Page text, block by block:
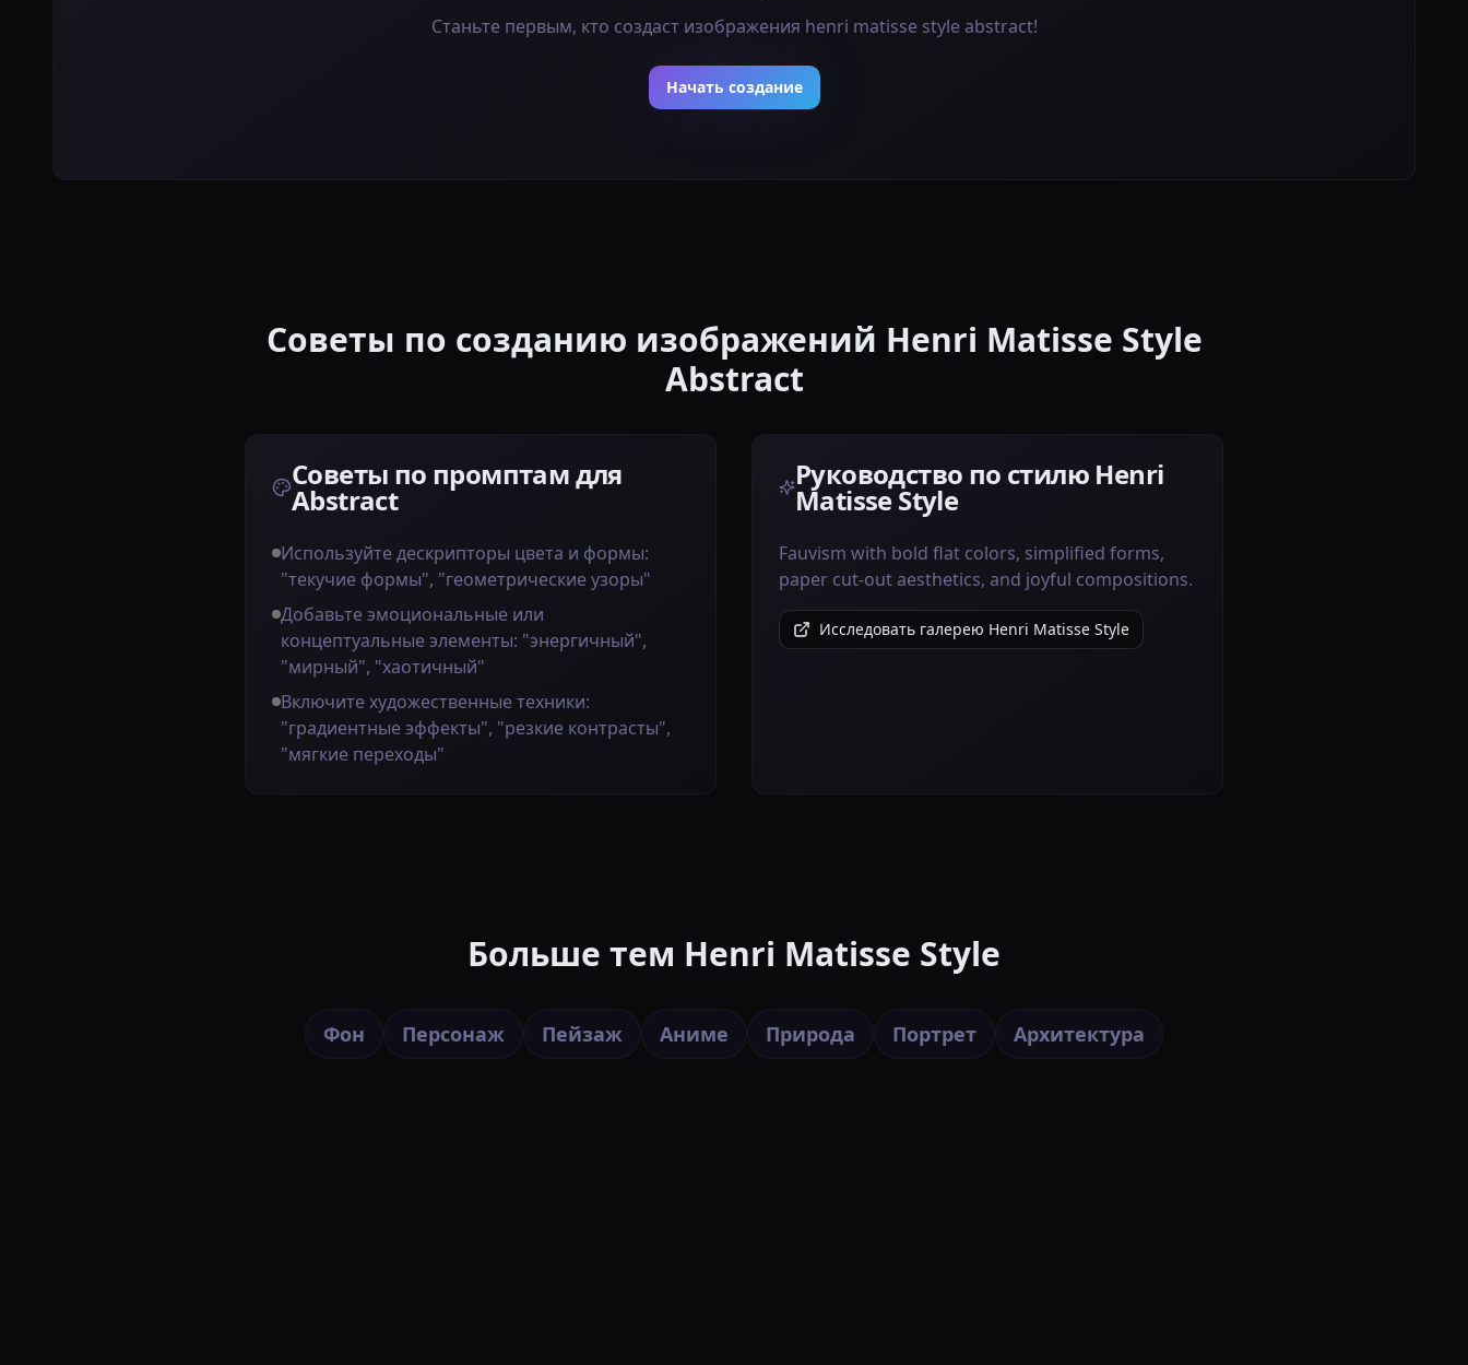
Станьте первым, кто создаст изображения henri matisse style abstract!
Начать создание
Советы по созданию изображений Henri Matisse Style
Abstract
Советы по промптам для
Abstract
Используйте дескрипторы цвета и формы:
"текучие формы", "геометрические узоры"
Добавьте эмоциональные или
концептуальные элементы: "энергичный",
"мирный", "хаотичный"
Включите художественные техники:
"градиентные эффекты", "резкие контрасты",
"мягкие переходы"
Руководство по стилю Henri
Matisse Style
Fauvism with bold flat colors, simplified forms,
paper cut-out aesthetics, and joyful compositions.
Исследовать галерею Henri Matisse Style
Больше тем Henri Matisse Style
Фон Персонаж Пейзаж Аниме Природа Портрет Архитектура